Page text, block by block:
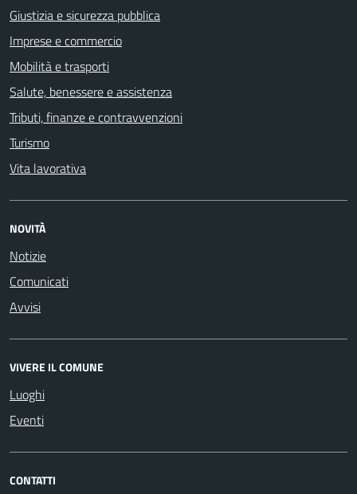
Giustizia e sicurezza pubblica
Imprese e commercio
Mobilità e trasporti
Salute, benessere e assistenza
Tributi, finanze e contravvenzioni
Turismo
Vita lavorativa
NOVITÀ
Notizie
Comunicati
Avvisi
VIVERE IL COMUNE
Luoghi
Eventi
CONTATTI